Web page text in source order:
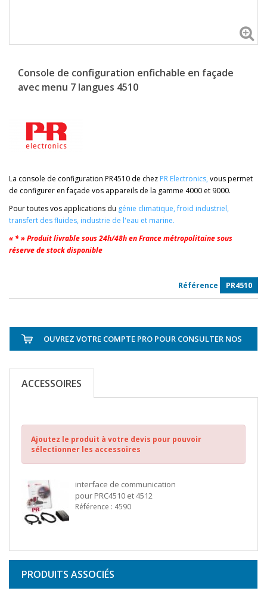
Console de configuration enfichable en façade
avec menu 7 langues 4510
La console de configuration PR4510 de chez PR Electronics, vous permet
de configurer en façade vos appareils de la gamme 4000 et 9000.
Pour toutes vos applications du génie climatique, froid industriel,
transfert des fluides, industrie de l'eau et marine.
« * » Produit livrable sous 24h/48h en France métropolitaine sous
réserve de stock disponible
Référence PR4510
OUVREZ VOTRE COMPTE PRO POUR CONSULTER NOS
ACCESSOIRES
Ajoutez le produit à votre devis pour pouvoir
sélectionner les accessoires
interface de communication
pour PRC4510 et 4512
Référence : 4590
PRODUITS ASSOCIÉS